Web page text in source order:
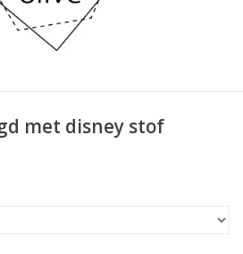
met disney stof